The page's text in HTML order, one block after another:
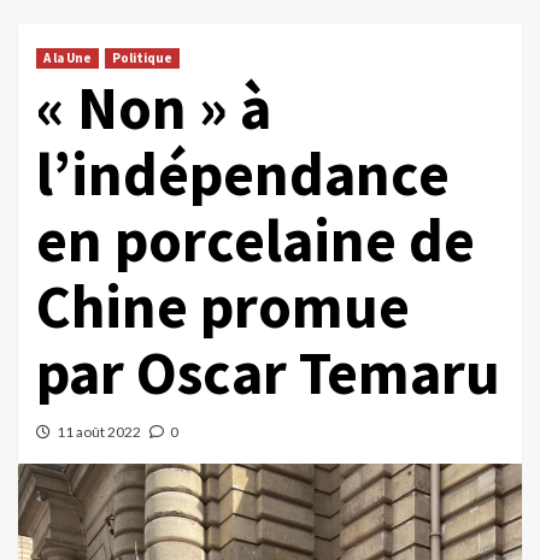
A la Une Politique
« Non » à
l’indépendance
en porcelaine de
Chine promue
par Oscar Temaru
11 août 2022 0